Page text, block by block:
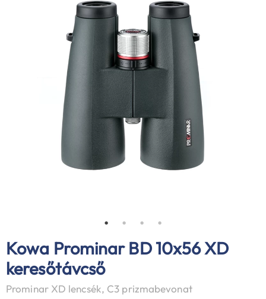
Kowa Prominar BD 10x56 XD
keresőtávcső
Prominar XD lencsék, C3 prizmabevonat